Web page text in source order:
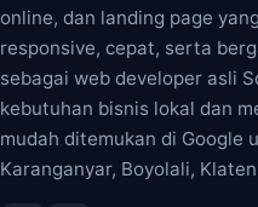
online, dan landing page
responsive, cepat, serta
sebagai web developer asli
kebutuhan bisnis lokal dan
mudah ditemukan di Google
Karanganyar, Boyolali,